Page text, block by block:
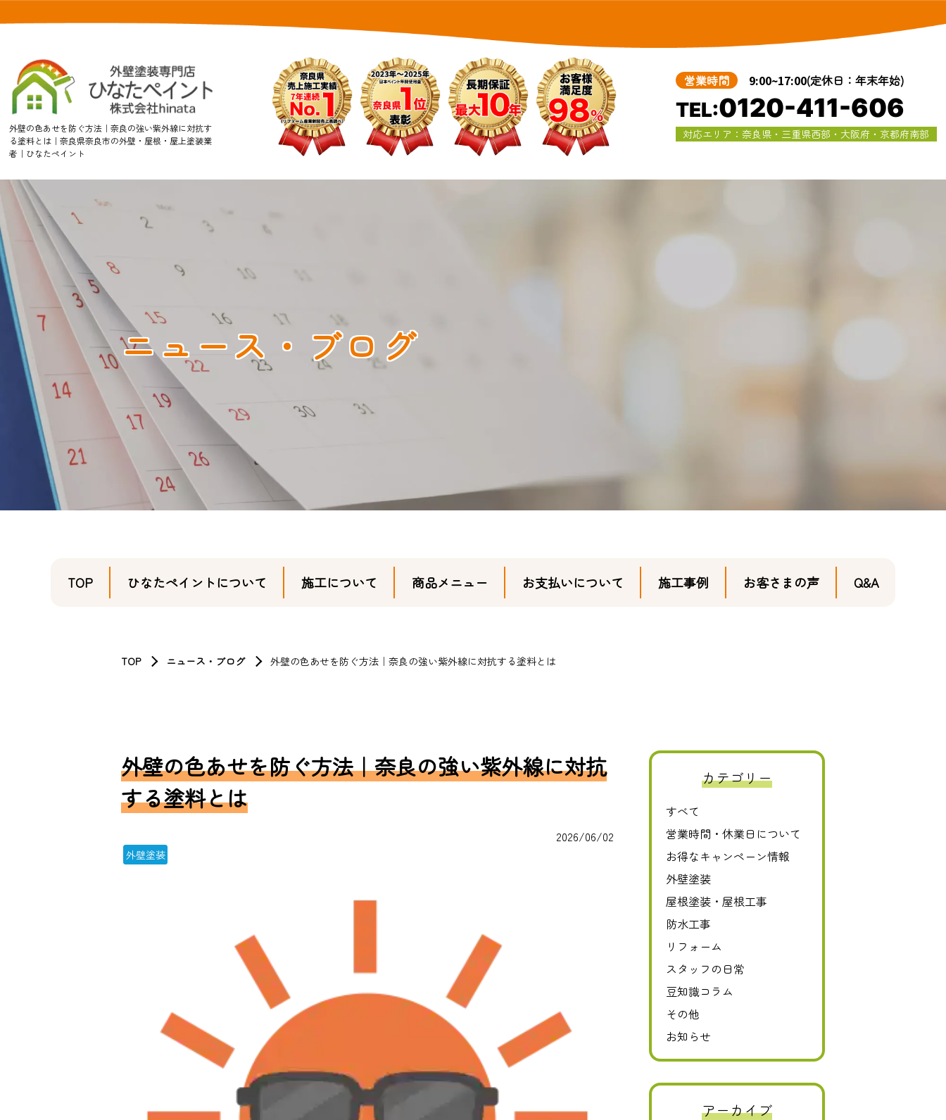
外壁の色あせを防ぐ方法｜奈良の強い紫外線に対抗す
る塗料とは｜奈良県奈良市の外壁・屋根・屋上塗装業
者｜ひなたペイント
営業時間 9:00~17:00(定休日：年末年始)
TEL:0120-411-606
対応エリア：奈良県・三重県西部・大阪府・京都府南部
ニュース・ブログ
TOP ひなたペイントについて 施工について 商品メニュー お支払いについて 施工事例 お客さまの声 Q&A
TOP ニュース・ブログ 外壁の色あせを防ぐ方法｜奈良の強い紫外線に対抗する塗料とは
外壁の色あせを防ぐ方法｜奈良の強い紫外線に対抗
する塗料とは
2026/06/02
外壁塗装
カテゴリー
すべて
営業時間・休業日について
お得なキャンペーン情報
外壁塗装
屋根塗装・屋根工事
防水工事
リフォーム
スタッフの日常
豆知識コラム
その他
お知らせ
アーカイブ
0120-411-606